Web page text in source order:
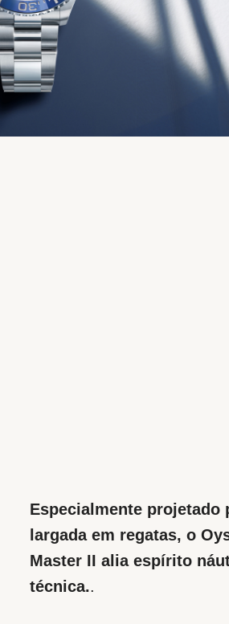
Especialmente projetado
largada em regatas, o
Master II alia espírito
técnica..